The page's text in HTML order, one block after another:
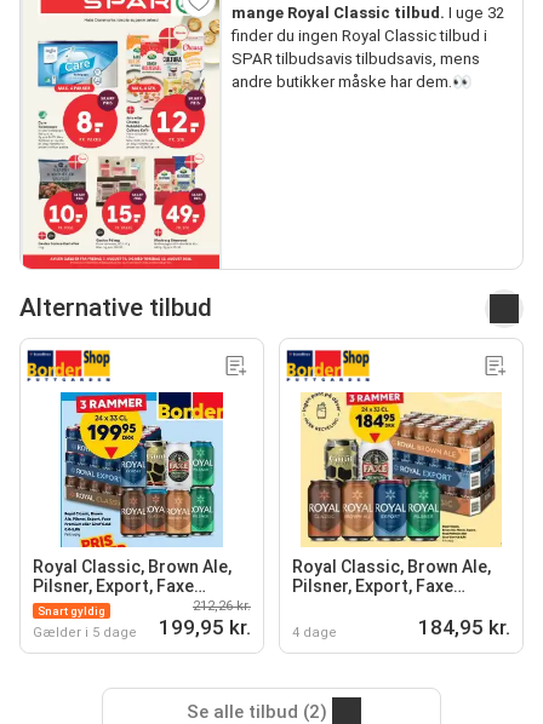
mange Royal Classic tilbud. I uge 32
finder du ingen Royal Classic tilbud i
SPAR tilbudsavis tilbudsavis, mens
andre butikker måske har dem.👀
Alternative tilbud
Royal Classic, Brown Ale,
Pilsner, Export, Faxe
Premium eller Giraf Gold
Snart gyldig
Gælder i 5 dage
212,26 kr.
199,95 kr.
Royal Classic, Brown Ale,
Pilsner, Export, Faxe
4,6-5,8%
4 dage 184,95 kr.
Se alle tilbud (2)